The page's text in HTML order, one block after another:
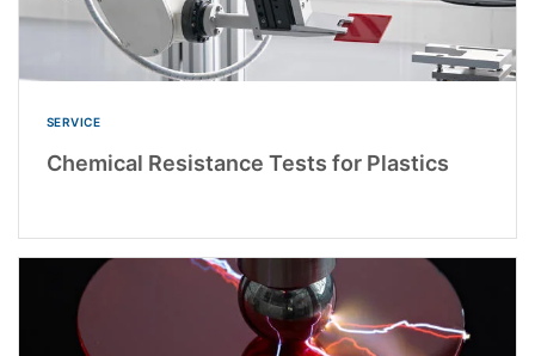
SERVICE
Chemical Resistance Tests for Plastics